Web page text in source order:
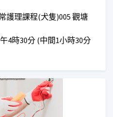
護理課程(犬隻)005 觀塘
4時30分 (中間1小時30分
課***
***